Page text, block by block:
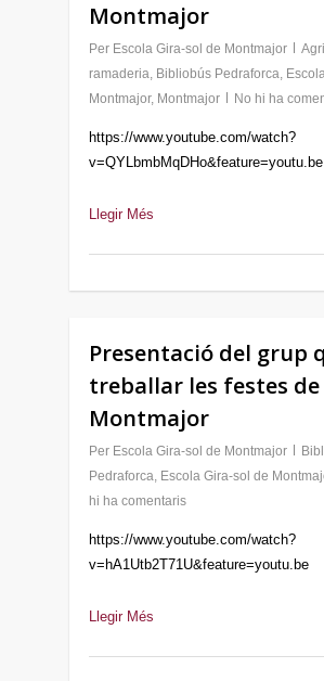
Montmajor
Per Escola Gira-sol de Montmajor
ramaderia, Bibliobús Pedraforca,
Montmajor, Montmajor No hi ha
https://www.youtube.com/watch?
v=QYLbmbMqDHo&feature=youtu.be
Llegir Més
Presentació del grup
treballar les festes de
Montmajor
Per Escola Gira-sol de Montmajor
Pedraforca, Escola Gira-sol de
hi ha comentaris
https://www.youtube.com/watch?
v=hA1Utb2T71U&feature=youtu.be
Llegir Més